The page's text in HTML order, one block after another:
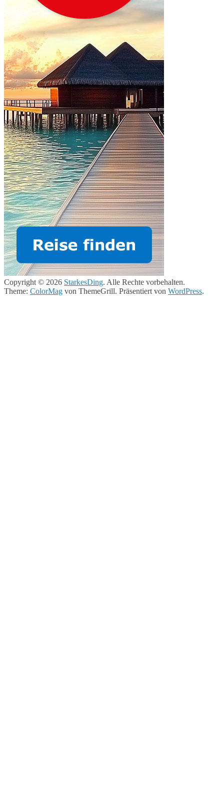
Copyright © 2026 StarkesDing. Alle Rechte vorbehalten.
Theme: ColorMag von ThemeGrill. Präsentiert von WordPress.